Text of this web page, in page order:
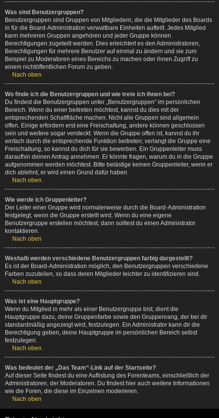
Was sind Benutzergruppen?
Benutzergruppen sind Gruppen von Mitgliedern, die die Mitglieder des Boards
in für die Board-Administration verwaltbare Einheiten aufteilt. Jedes Mitglied
kann mehreren Gruppen angehören und jeder Gruppe können
Berechtigungen zugeteilt werden. Dies erleichtert es den Administratoren,
Berechtigungen für mehrere Benutzer auf einmal zu ändern und sie zum
Beispiel zu Moderatoren eines Bereichs zu machen oder ihnen Zugriff zu
einem nichtöffentlichen Forum zu geben.
Nach oben
Wo finde ich die Benutzergruppen und wie trete ich ihnen bei?
Du findest die Benutzergruppen unter „Benutzergruppen“ im persönlichen
Bereich. Wenn du einer beitreten möchtest, kannst du dies mit der
entsprechenden Schaltfläche machen. Nicht alle Gruppen sind allgemein
offen. Einige erfordern erst eine Freischaltung, andere können geschlossen
sein und weitere sogar versteckt. Wenn die Gruppe offen ist, kannst du ihr
einfach durch die entsprechende Funktion beitreten; verlangt die Gruppe eine
Freischaltung, so kannst du dich für sie bewerben. Ein Gruppenleiter muss
daraufhin deinen Antrag annehmen. Er könnte fragen, warum du in die Gruppe
aufgenommen werden möchtest. Bitte belästige keinen Gruppenleiter, wenn er
dich ablehnt, er wird einen Grund dafür haben.
Nach oben
Wie werde ich Gruppenleiter?
Der Leiter einer Gruppe wird normalerweise durch die Board-Administration
festgelegt, wenn die Gruppe erstellt wird. Wenn du eine eigene
Benutzergruppe erstellen möchtest, dann solltest du einen Administrator
kontaktieren.
Nach oben
Weshalb werden verschiedene Benutzergruppen farbig dargestellt?
Es ist der Board-Administration möglich, den Benutzergruppen verschiedene
Farben zuzuteilen, so dass deren Mitglieder leichter zu identifizieren sind.
Nach oben
Was ist eine Hauptgruppe?
Wenn du Mitglied in mehr als einer Benutzergruppe bist, dient die
Hauptgruppe dazu, deine Gruppenfarbe sowie den Gruppenrang, der bei dir
standardmäßig angezeigt wird, festzulegen. Ein Administrator kann dir die
Berechtigung geben, deine Hauptgruppe im persönlichen Bereich selbst
festzulegen.
Nach oben
Was bedeutet der „Das Team“-Link auf der Startseite?
Auf dieser Seite findest du eine Auflistung des Forenteams, einschließlich der
Administratoren, der Moderatoren. Du findest hier auch weitere Informationen
wie die Foren, die diese im Einzelnen moderieren.
Nach oben